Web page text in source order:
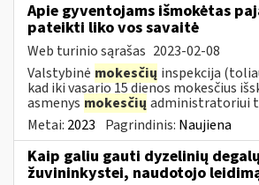
Apie gyventojams išmokėtas
pateikti liko vos savaitė
Web turinio sąrašas 2023-02-08
Valstybinė mokesčių inspekcija
kad iki vasario 15 dienos mokesčius
asmenys mokesčių administratoriui
Metai: 2023 Pagrindinis: Naujiena
Kaip galiu gauti dyzelinių
žuvininkystei, naudotojo